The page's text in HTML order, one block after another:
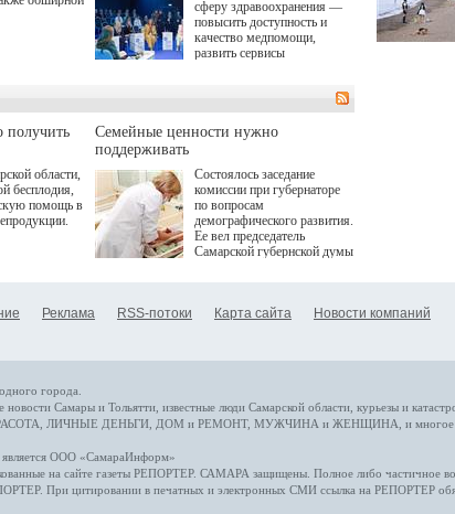
сферу здравоохранения —
повысить доступность и
качество медпомощи,
развить сервисы
определенными барьерами.
К ним можно отнести
возникающие при работе с
данными пациентов. Для
более динамичного роста
проникновения инноваций в
сегмент необходимо кросс-
отраслевое взаимодействие
рассказала Ольга Сорокина,
ходе сессии "Развитие
качества жизни" в рамках
ПМЭФ 2025. В дискуссии
РФ Михаил Мурашко,
представители
Государственной Думы,
получить
области,
бесплодия,
помощь в
Семейные ценности нужно
поддерживать
Состоялось заседание
комиссии при губернаторе
по вопросам
демографического развития.
Ее вел председатель
Самарской губернской думы
Реклама RSS-потоки Карта сайта Новости компаний
города.
новости Самары и Тольятти, известные люди Самарской области, курьезы и
ЛИЧНЫЕ ДЕНЬГИ ДОМ и РЕМОНТ, МУЖЧИНА и ЖЕНЩИНА , и многое
является ООО «СамараИнформ»
на сайте газеты РЕПОРТЕР. САМАРА защищены. Полное либо частичное
При цитировании в печатных и электронных СМИ ссылка на РЕПОРТЕР